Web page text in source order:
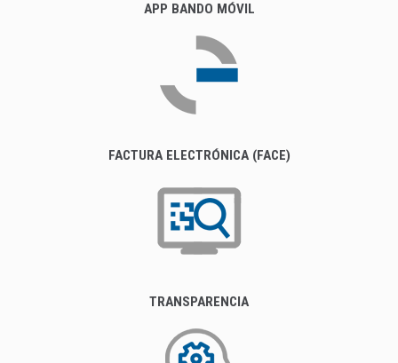
APP BANDO MÓVIL
FACTURA ELECTRÓNICA (FACE)
TRANSPARENCIA